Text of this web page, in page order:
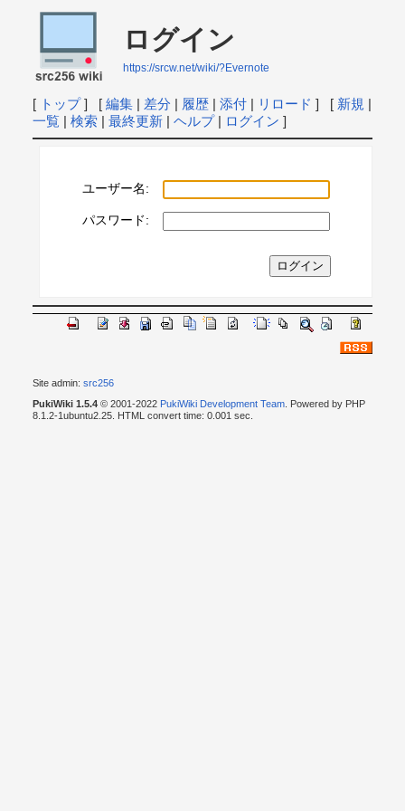
ログイン
https://srcw.net/wiki/?Evernote
[ トップ] [ 編集| 差分 | 履歴| 添付| リロード ] [ 新規 |
一覧| 検索| 最終更新| ヘルプ| ログイン ]
ユーザー名:
パスワード:
Site admin: src256
PukiWiki 1.5.4© 2001-2022 PukiWiki Development Team. Powered by PHP
8.1.2-1ubuntu2.25. HTML convert time: 0.001 sec.